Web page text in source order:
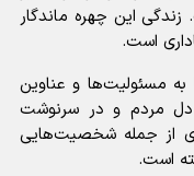
این چهره ماندگار
است.
به مسئولیت‌ها و عناوین
دل مردم و در سرنوشت
از جمله شخصیت‌هایی
است.